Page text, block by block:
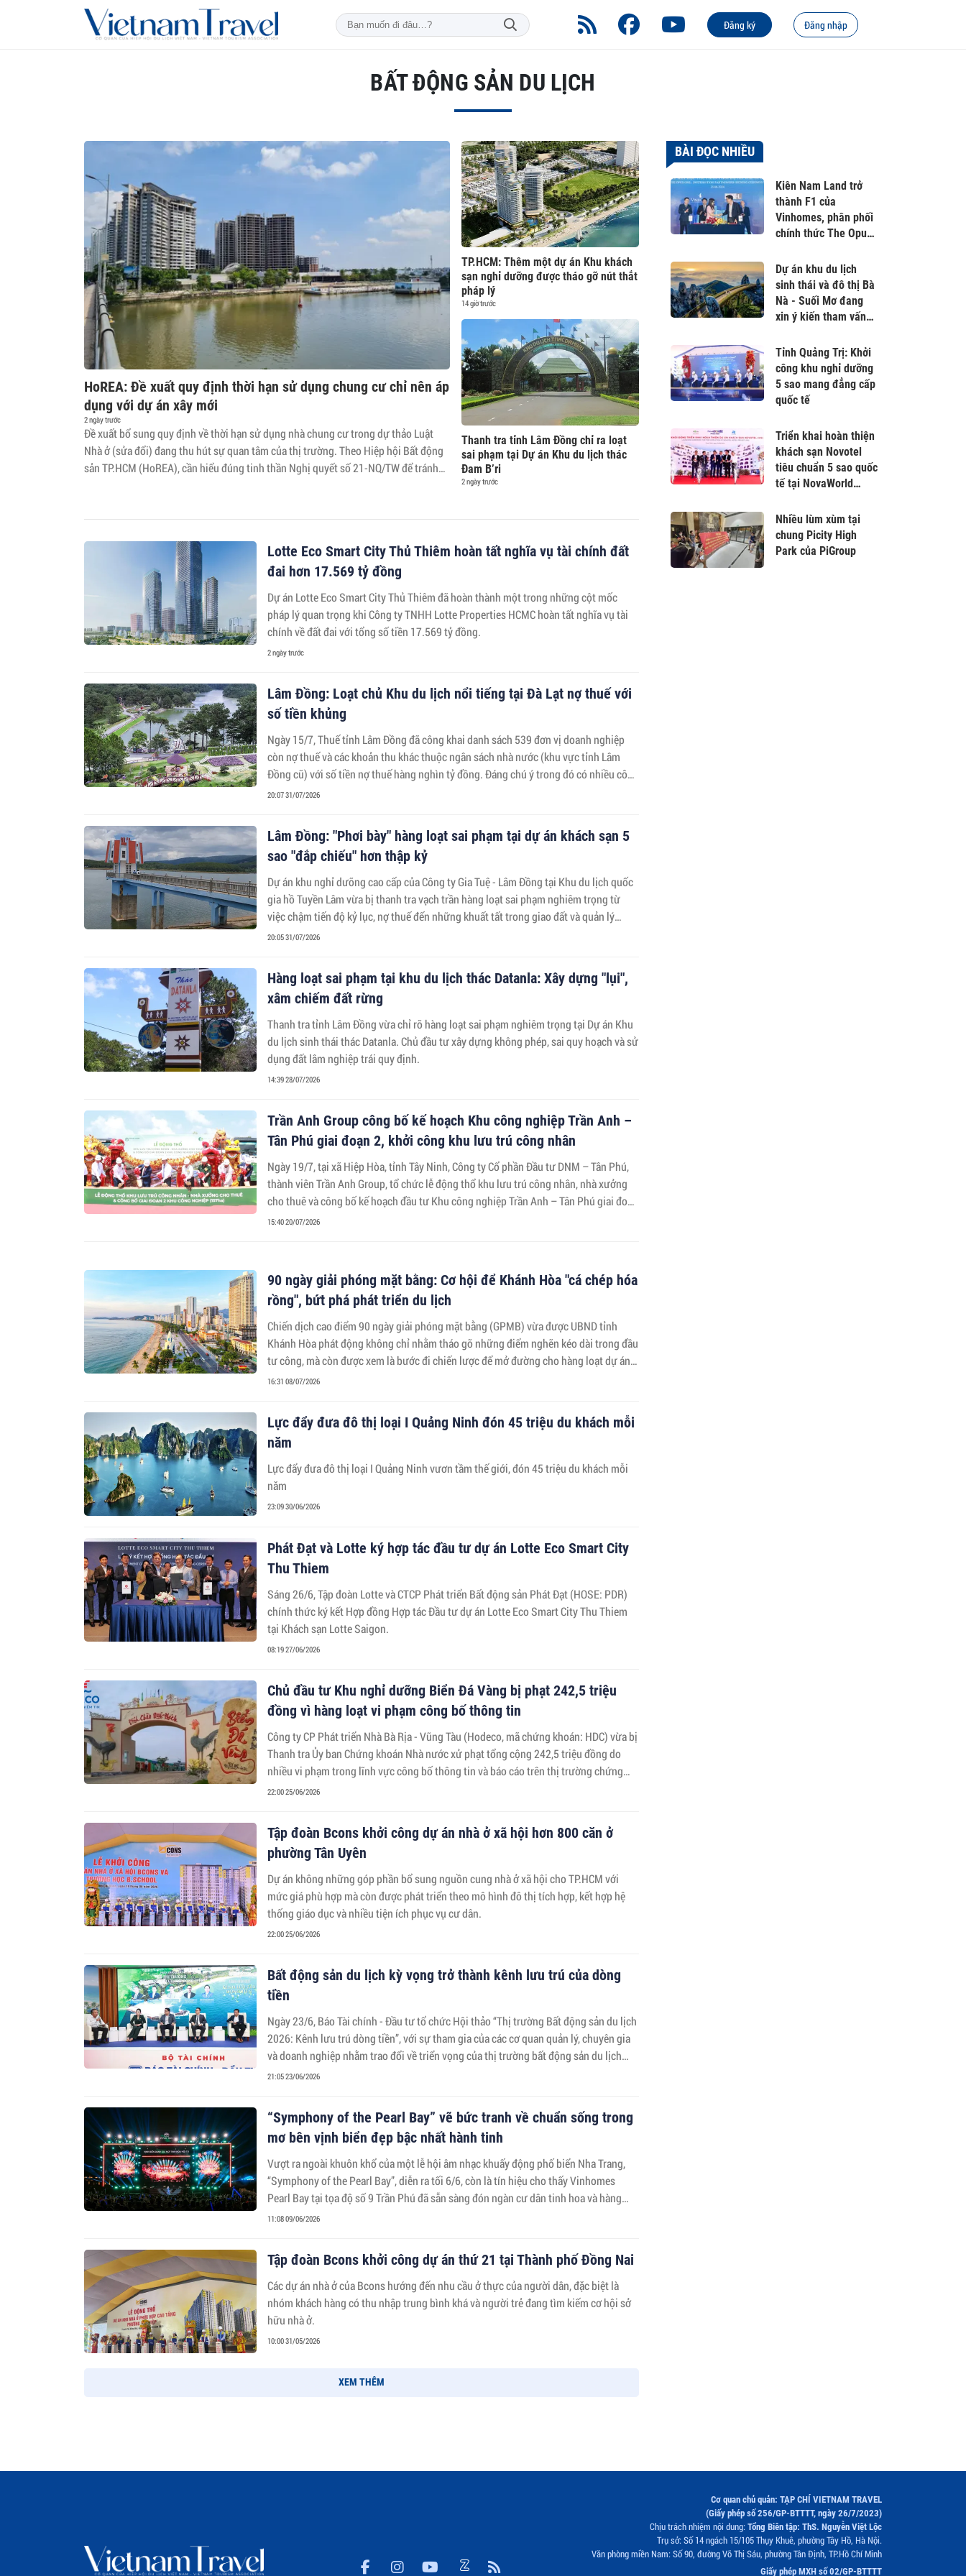
Đăng ký Đăng nhập
BẤT ĐỘNG SẢN DU LỊCH
HoREA: Đề xuất quy định thời hạn sử dụng chung cư chỉ nên áp
dụng với dự án xây mới
2 ngày trước
Đề xuất bổ sung quy định về thời hạn sử dụng nhà chung cư trong dự thảo Luật
Nhà ở (sửa đổi) đang thu hút sự quan tâm của thị trường. Theo Hiệp hội Bất động
sản TP.HCM (HoREA), cần hiểu đúng tinh thần Nghị quyết số 21-NQ/TW để tránh
TP.HCM: Thêm một dự án Khu khách
sạn nghỉ dưỡng được tháo gỡ nút thắt
pháp lý
14 giờ trước
Thanh tra tỉnh Lâm Đồng chỉ ra loạt
sai phạm tại Dự án Khu du lịch thác
Đam B’ri
2 ngày trước
Lotte Eco Smart City Thủ Thiêm hoàn tất nghĩa vụ tài chính đất
đai hơn 17.569 tỷ đồng
Dự án Lotte Eco Smart City Thủ Thiêm đã hoàn thành một trong những cột mốc
pháp lý quan trọng khi Công ty TNHH Lotte Properties HCMC hoàn tất nghĩa vụ tài
chính về đất đai với tổng số tiền 17.569 tỷ đồng.
2 ngày trước
Lâm Đồng: Loạt chủ Khu du lịch nổi tiếng tại Đà Lạt nợ thuế với
số tiền khủng
Ngày 15/7, Thuế tỉnh Lâm Đồng đã công khai danh sách 539 đơn vị doanh nghiệp
còn nợ thuế và các khoản thu khác thuộc ngân sách nhà nước (khu vực tỉnh Lâm
Đồng cũ) với số tiền nợ thuế hàng nghìn tỷ đồng. Đáng chú ý trong đó có nhiều công
ty hoạt động trong lĩnh vực kinh doanh dịch vụ du lịch.
20:07 31/07/2026
Lâm Đồng: "Phơi bày" hàng loạt sai phạm tại dự án khách sạn 5
sao "đắp chiếu" hơn thập kỷ
Dự án khu nghỉ dưỡng cao cấp của Công ty Gia Tuệ - Lâm Đồng tại Khu du lịch quốc
gia hồ Tuyền Lâm vừa bị thanh tra vạch trần hàng loạt sai phạm nghiêm trọng từ
việc chậm tiến độ kỷ lục, nợ thuế đến những khuất tất trong giao đất và quản lý
rừng.
20:05 31/07/2026
Hàng loạt sai phạm tại khu du lịch thác Datanla: Xây dựng "lụi",
xâm chiếm đất rừng
Thanh tra tỉnh Lâm Đồng vừa chỉ rõ hàng loạt sai phạm nghiêm trọng tại Dự án Khu
du lịch sinh thái thác Datanla. Chủ đầu tư xây dựng không phép, sai quy hoạch và sử
dụng đất lâm nghiệp trái quy định.
14:39 28/07/2026
Trần Anh Group công bố kế hoạch Khu công nghiệp Trần Anh –
Tân Phú giai đoạn 2, khởi công khu lưu trú công nhân
Ngày 19/7, tại xã Hiệp Hòa, tỉnh Tây Ninh, Công ty Cổ phần Đầu tư DNM – Tân Phú,
thành viên Trần Anh Group, tổ chức lễ động thổ khu lưu trú công nhân, nhà xưởng
cho thuê và công bố kế hoạch đầu tư Khu công nghiệp Trần Anh – Tân Phú giai đoạn
2.
15:40 20/07/2026
90 ngày giải phóng mặt bằng: Cơ hội để Khánh Hòa "cá chép hóa
rồng", bứt phá phát triển du lịch
Chiến dịch cao điểm 90 ngày giải phóng mặt bằng (GPMB) vừa được UBND tỉnh
Khánh Hòa phát động không chỉ nhằm tháo gỡ những điểm nghẽn kéo dài trong đầu
tư công, mà còn được xem là bước đi chiến lược để mở đường cho hàng loạt dự án
hạ tầng, công nghiệp và đô thị quy mô lớn.
16:31 08/07/2026
Lực đẩy đưa đô thị loại I Quảng Ninh đón 45 triệu du khách mỗi
năm
Lực đẩy đưa đô thị loại I Quảng Ninh vươn tầm thế giới, đón 45 triệu du khách mỗi
năm
23:09 30/06/2026
Phát Đạt và Lotte ký hợp tác đầu tư dự án Lotte Eco Smart City
Thu Thiem
Sáng 26/6, Tập đoàn Lotte và CTCP Phát triển Bất động sản Phát Đạt (HOSE: PDR)
chính thức ký kết Hợp đồng Hợp tác Đầu tư dự án Lotte Eco Smart City Thu Thiem
tại Khách sạn Lotte Saigon.
08:19 27/06/2026
Chủ đầu tư Khu nghỉ dưỡng Biển Đá Vàng bị phạt 242,5 triệu
đồng vì hàng loạt vi phạm công bố thông tin
Công ty CP Phát triển Nhà Bà Rịa - Vũng Tàu (Hodeco, mã chứng khoán: HDC) vừa bị
Thanh tra Ủy ban Chứng khoán Nhà nước xử phạt tổng cộng 242,5 triệu đồng do
nhiều vi phạm trong lĩnh vực công bố thông tin và báo cáo trên thị trường chứng
khoán.
22:00 25/06/2026
Tập đoàn Bcons khởi công dự án nhà ở xã hội hơn 800 căn ở
phường Tân Uyên
Dự án không những góp phần bổ sung nguồn cung nhà ở xã hội cho TP.HCM với
mức giá phù hợp mà còn được phát triển theo mô hình đô thị tích hợp, kết hợp hệ
thống giáo dục và nhiều tiện ích phục vụ cư dân.
22:00 25/06/2026
Bất động sản du lịch kỳ vọng trở thành kênh lưu trú của dòng
tiền
Ngày 23/6, Báo Tài chính - Đầu tư tổ chức Hội thảo “Thị trường Bất động sản du lịch
2026: Kênh lưu trú dòng tiền”, với sự tham gia của các cơ quan quản lý, chuyên gia
và doanh nghiệp nhằm trao đổi về triển vọng của thị trường bất động sản du lịch
trong giai đoạn mới.
21:05 23/06/2026
“Symphony of the Pearl Bay” vẽ bức tranh về chuẩn sống trong
mơ bên vịnh biển đẹp bậc nhất hành tinh
Vượt ra ngoài khuôn khổ của một lễ hội âm nhạc khuấy động phố biển Nha Trang,
“Symphony of the Pearl Bay”, diễn ra tối 6/6, còn là tín hiệu cho thấy Vinhomes
Pearl Bay tại tọa độ số 9 Trần Phú đã sẵn sàng đón ngàn cư dân tinh hoa và hàng
triệu lượt du khách đến khai mở không gian sống hạng sang, đầu tư cao cấp bên
11:08 09/06/2026
Tập đoàn Bcons khởi công dự án thứ 21 tại Thành phố Đồng Nai
Các dự án nhà ở của Bcons hướng đến nhu cầu ở thực của người dân, đặc biệt là
nhóm khách hàng có thu nhập trung bình khá và người trẻ đang tìm kiếm cơ hội sở
hữu nhà ở.
10:00 31/05/2026
XEM THÊM
BÀI ĐỌC NHIỀU
Kiên Nam Land trở
thành F1 của
Vinhomes, phân phối
chính thức The Opus
Dự án khu du lịch
sinh thái và đô thị Bà
Nà - Suối Mơ đang
xin ý kiến tham vấn
Tỉnh Quảng Trị: Khởi
công khu nghỉ dưỡng
5 sao mang đẳng cấp
quốc tế
Triển khai hoàn thiện
khách sạn Novotel
tiêu chuẩn 5 sao quốc
tế tại NovaWorld
Nhiều lùm xùm tại
chung Picity High
Park của PiGroup
Cơ quan chủ quản: TẠP CHÍ VIETNAM TRAVEL
(Giấy phép số 256/GP-BTTTT, ngày 26/7/2023)
Chịu trách nhiệm nội dung: Tổng Biên tập: ThS. Nguyễn Việt Lộc
Trụ sở: Số 14 ngách 15/105 Thụy Khuê, phường Tây Hồ, Hà Nội.
Văn phòng miền Nam: Số 90, đường Võ Thị Sáu, phường Tân Định, TP.Hồ Chí Minh
Giấy phép MXH số 02/GP-BTTTT